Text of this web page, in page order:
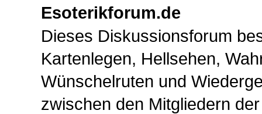
Esoterikforum.de
Dieses Diskussionsforum
Kartenlegen, Hellsehen,
Wünschelruten und
zwischen den Mitgliedern